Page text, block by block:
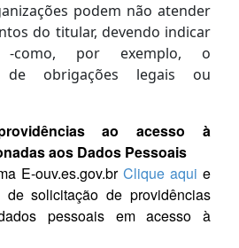
podem não atender
do titular, devendo indicar
como, por exemplo, o
de obrigações legais ou
ao acesso à
aos Dados Pessoais
E-ouv.es.gov.br Clique aqui e
solicitação de providências
pessoais em acesso à